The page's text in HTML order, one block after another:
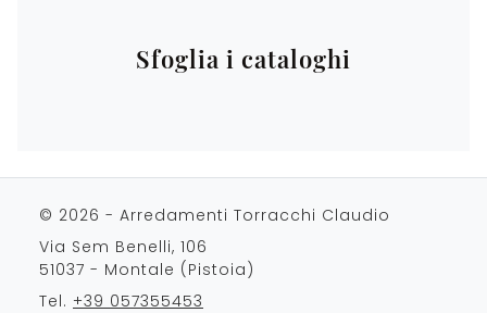
Sfoglia i cataloghi
© 2026 - Arredamenti Torracchi Claudio
Via Sem Benelli, 106
51037 - Montale (Pistoia)
Tel. +39 057355453